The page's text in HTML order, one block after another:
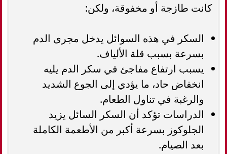
كانت طازجة أو مخفوقة، ولكن:
السكر في هذه السوائل يدخل مجرى الدم
بسرعة بسبب قلة الألياف.
يسبب ارتفاع مفاجئ في سكر الدم يليه
انخفاض حاد، ما يؤدي إلى الجوع الشديد
والرغبة في تناول الطعام.
الدراسات تؤكد أن السكر السائل يزيد
الجلوكوز بسرعة أكبر من الأطعمة الكاملة
بعد الصيام.